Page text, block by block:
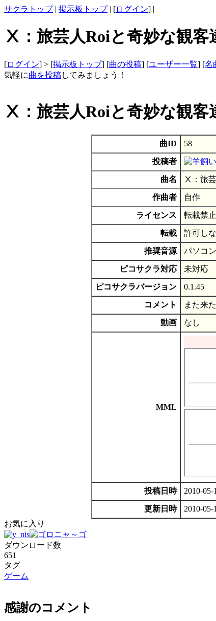
サクラトップ| 掲示板トップ| [ログイン] |
Ⅹ：旅芸人Roiと奇妙な観客
[ログイン] > [掲示板トップ] [曲の投稿] [ユーザー一覧] [名
気軽に曲を投稿してみましょう！
Ⅹ：旅芸人Roiと奇妙な観客
曲ID 58
投稿者
曲名 Ⅹ：旅
作曲者 自作
ライセンス 転載禁止
転載 許可し
推奨音源 パソコ
ピコサクラ対応 未対応
ピコサクラバージョン 0.1.45
コメント また来
動画 なし
MML
投稿日時 2010-05-
更新日時
2010-05-
お気に入り
ダウンロード数
651
タグ
ゲーム
感謝のコメント